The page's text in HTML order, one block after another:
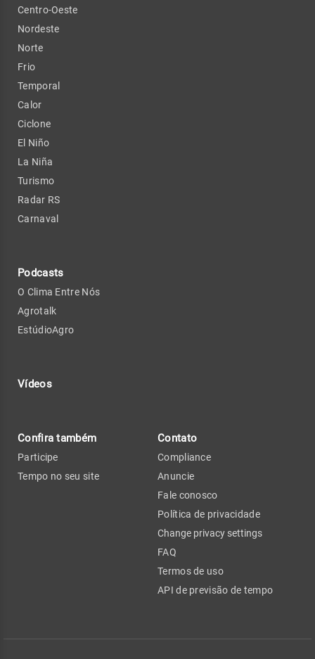
Centro-Oeste
Nordeste
Norte
Frio
Temporal
Calor
Ciclone
El Niño
La Niña
Turismo
Radar RS
Carnaval
Podcasts
O Clima Entre Nós
Agrotalk
EstúdioAgro
Vídeos
Confira também
Participe
Tempo no seu site
Contato
Compliance
Anuncie
Fale conosco
Política de privacidade
Change privacy settings
FAQ
Termos de uso
API de previsão de tempo